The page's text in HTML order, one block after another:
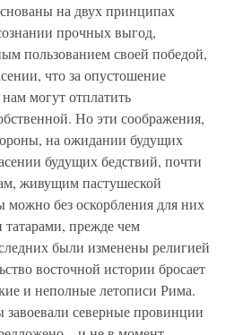
на двух принципах
прочных выгод,
пользованием своей победой,
что за опустошение
могут отплатить
Но эти соображения,
на ожидании будущих
будущих бедствий, почти
живущим пастушеской
без оскорбления для них
прежде чем
были изменены религией
восточной истории бросает
и неполные летописи Рима.
северные провинции